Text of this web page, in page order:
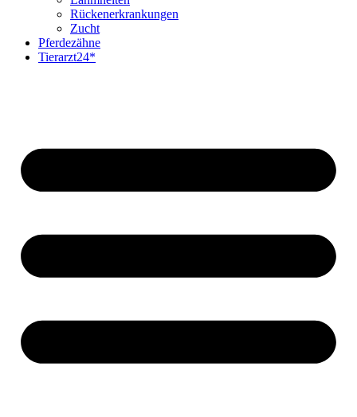
Rückenerkrankungen
Zucht
Pferdezähne
Tierarzt24*